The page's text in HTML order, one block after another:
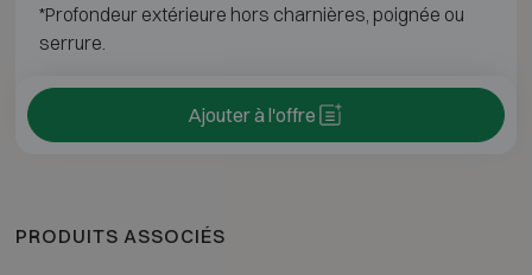
*Profondeur extérieure hors charnières, poignée ou
serrure.
Ajouter à l'offre
PRODUITS ASSOCIÉS